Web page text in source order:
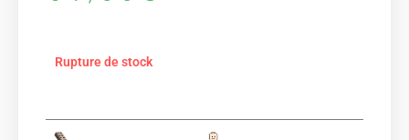
Rupture de stock